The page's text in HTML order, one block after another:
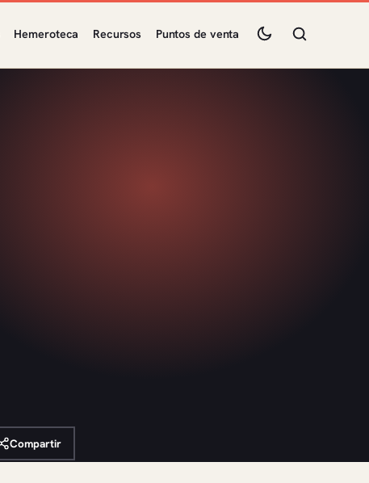
Hemeroteca Recursos Puntos de venta
Compartir